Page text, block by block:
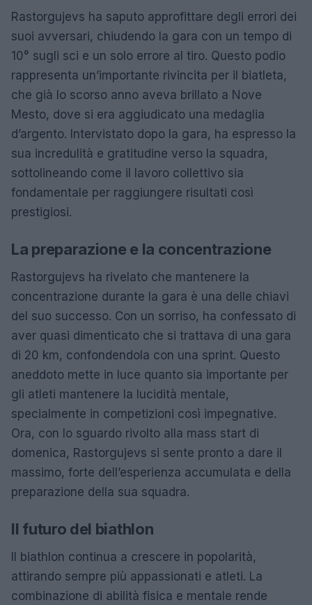
Rastorgujevs ha saputo approfittare degli errori dei
suoi avversari, chiudendo la gara con un tempo di
10° sugli sci e un solo errore al tiro. Questo podio
rappresenta un’importante rivincita per il biatleta,
che già lo scorso anno aveva brillato a Nove
Mesto, dove si era aggiudicato una medaglia
d’argento. Intervistato dopo la gara, ha espresso la
sua incredulità e gratitudine verso la squadra,
sottolineando come il lavoro collettivo sia
fondamentale per raggiungere risultati così
prestigiosi.
La preparazione e la concentrazione
Rastorgujevs ha rivelato che mantenere la
concentrazione durante la gara è una delle chiavi
del suo successo. Con un sorriso, ha confessato di
aver quasi dimenticato che si trattava di una gara
di 20 km, confondendola con una sprint. Questo
aneddoto mette in luce quanto sia importante per
gli atleti mantenere la lucidità mentale,
specialmente in competizioni così impegnative.
Ora, con lo sguardo rivolto alla mass start di
domenica, Rastorgujevs si sente pronto a dare il
massimo, forte dell’esperienza accumulata e della
preparazione della sua squadra.
Il futuro del biathlon
Il biathlon continua a crescere in popolarità,
attirando sempre più appassionati e atleti. La
combinazione di abilità fisica e mentale rende